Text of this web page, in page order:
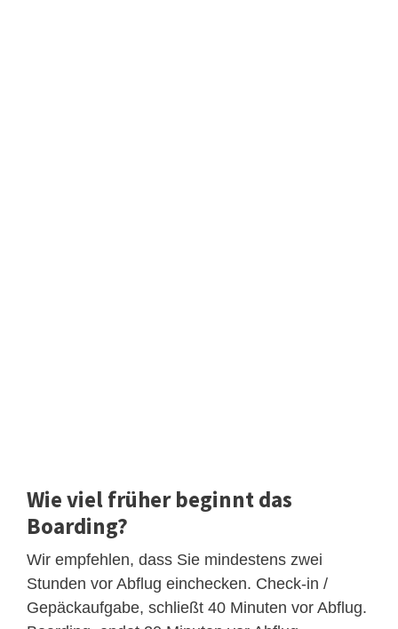
Wie viel früher beginnt das
Boarding?
Wir empfehlen, dass Sie mindestens zwei
Stunden vor Abflug einchecken. Check-in /
Gepäckaufgabe, schließt 40 Minuten vor Abflug.